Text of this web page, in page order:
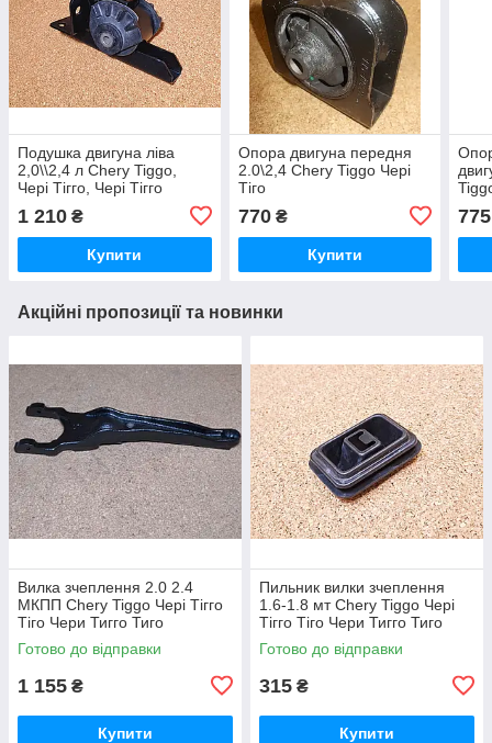
Подушка двигуна ліва
2,0\\2,4 л Chery Tiggo,
Чері Тігго, Чері Тігго
1 210 ₴
Купити
Опора двигуна передня
2.0\2,4 Chery Tiggo Чері
Тіго
770₴
Купити
775
Акційні пропозиції та новинки
Вилка зчеплення 2.0 2.4
МКПП Chery Tiggo Чері Тігго
Тіго Чери Тигго Тиго
Готово до відправки
1 155 ₴
Купити
Пильник вилки зчеплення
1.6-1.8 мт Chery Tiggo Чері
Тігго Тіго Чери Тигго Тиго
Готово до відправки
315 ₴
Купити